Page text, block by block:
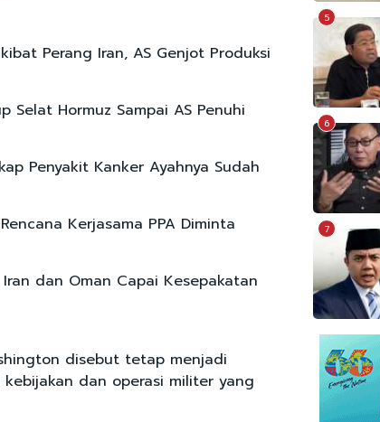
Perang Iran, AS Genjot Produksi
Selat Hormuz Sampai AS Penuhi
Penyakit Kanker Ayahnya Sudah
Kerjasama PPA Diminta
dan Oman Capai Kesepakatan
disebut tetap menjadi
dan operasi militer yang
5
6
7